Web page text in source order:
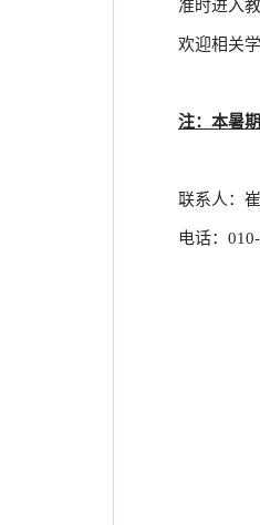
准时进入
欢迎相关
注：本暑
联系人：
电话：